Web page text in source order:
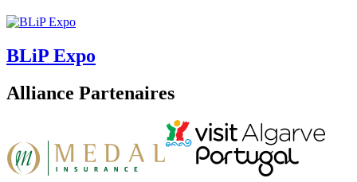
BLiP Expo
Alliance Partenaires